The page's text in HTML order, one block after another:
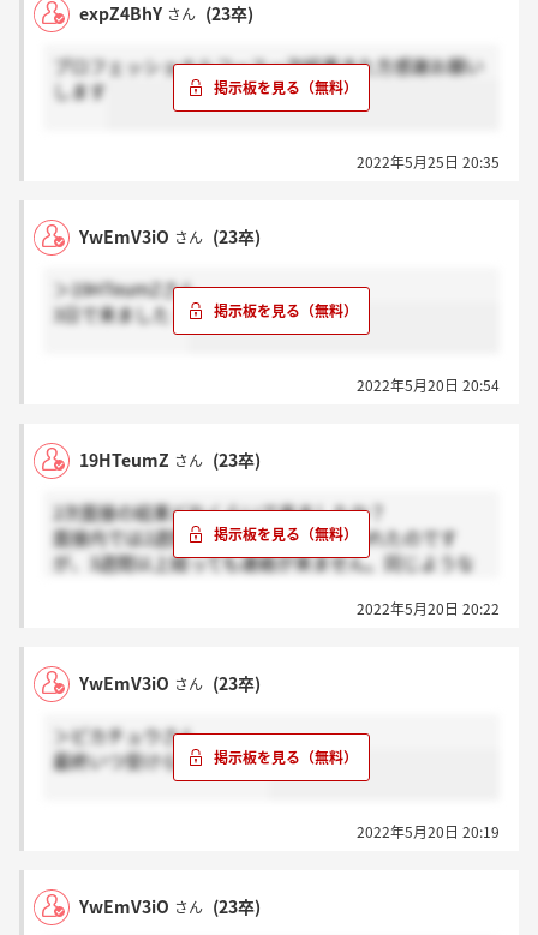
expZ4BhY さん (23卒)
プロフェッショナルコース一次結果きた方感謝お願い
します
2022年5月25日 20:35
YwEmV3iO さん (23卒)
＞19HTeumZさん
3日で来ました！
2022年5月20日 20:54
19HTeumZ さん (23卒)
2次面接の結果どれくらいで来ましたか？
面接内では2週間ほどで連絡すると言われたのです
が、3週間以上経っても連絡が来ません。同じような
2022年5月20日 20:22
YwEmV3iO さん (23卒)
＞ピカチュウさん
最終いつ受けられました？
2022年5月20日 20:19
YwEmV3iO さん (23卒)